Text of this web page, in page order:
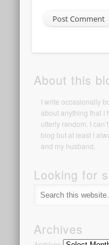
About this
I write occasionally
about anything that I
utterly random. I
blog but at least I
and my husband.
Looking for
Archives